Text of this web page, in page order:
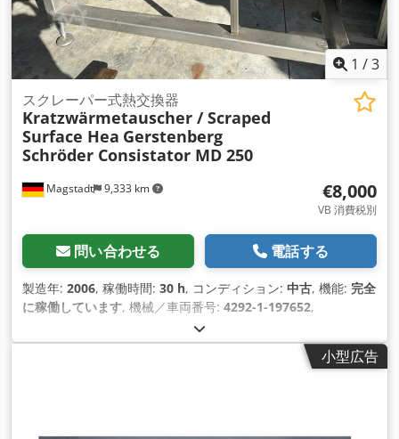
1 /3
Magstadt 9,333 km
スクレーパー式熱交換器
Kratzwärmetauscher / Scraped
Surface Hea Gerstenberg
Schröder Consistator MD 250
€8,000
VB 消費税別
問い合わせる 電話する
製造年: 2006, 稼働時間: 30 h, コンディション: 中古, 機能: 完全
に稼働しています, 機械／車両番号: 4292-1-197652,
小型広告